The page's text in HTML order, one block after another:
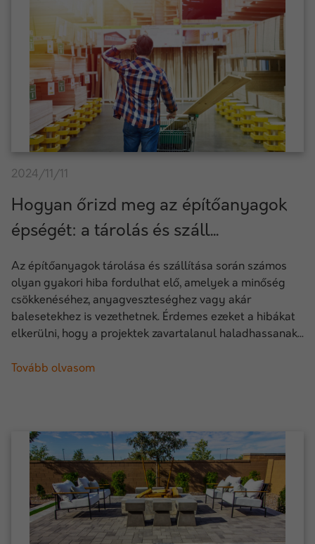
2024/11/11
Hogyan őrizd meg az építőanyagok
épségét: a tárolás és száll...
Az építőanyagok tárolása és szállítása során számos
olyan gyakori hiba fordulhat elő, amelyek a minőség
csökkenéséhez, anyagveszteséghez vagy akár
balesetekhez is vezethetnek. Érdemes ezeket a hibákat
elkerülni, hogy a projektek zavartalanul haladhassanak...
Tovább olvasom